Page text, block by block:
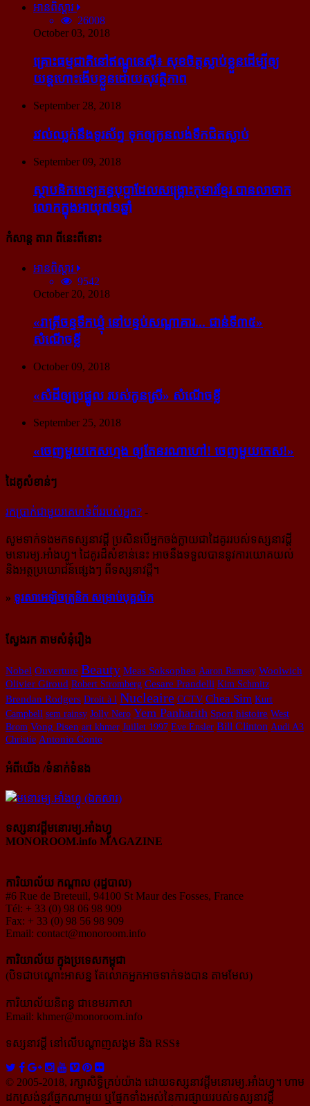
អានពិស្ដារ
26008
October 03, 2018
គ្រោះធម្មជាតិនៅឥណ្ឌូនេស៊ី៖ សុខចិត្ត​ស្លាប់​ខ្លួន​ដើម្បី​ឲ្យ​
យន្ដហោះ​ងើប​ខ្លួន​ដោយ​សុវត្ថិភាព
September 28, 2018
រវល់​ឈ្លក់​នឹង​ទូរស័ព្ទ ទុក​ឲ្យ​កូន​លង់​ទឹក​ជិត​ស្លាប់
September 09, 2018
ស្ថាបនិក​ពេទ្យ​គន្ធបុប្ផា​ដែល​សង្គ្រោះ​កុមារ​ខ្មែរ​ បាន​លាចាក​
លោក​ក្នុង​អាយុ​៧១ឆ្នាំ
កំសាន្ដ តារា ពីនេះពីនោះ
អានពិស្ដារ
9542
October 20, 2018
«រាត្រីចន្ទទឹកឃ្មុំ នៅបន្ទប់សណ្ឋាគារ... ជាន់ទី៣៥»
សំណើចខ្លី
October 09, 2018
«សំដី​ឲ្យ​ប្រផ្នូល របស់​កូនស្រី» សំណើចខ្លី
September 25, 2018
«ចេញ​មួយ​កេស​ហ្មង ឲ្យ​តែ​នរណា​ហៅ! ចេញ​មួយ​កេស!»
ដៃគូសំខាន់ៗ
រក​​ប្រាក់​​ជា​​មួយ​​គេហទំព័រ​​របស់​​អ្នក? -
សូម​ទាក់ទង​មក​ទស្សនាវដ្ដី ប្រសិន​បើ​អ្នក​ចង់​ក្លាយ​ជា​ដៃគូរ​របស់​ទស្សនាវដ្ដី​
មនោរម្យ.អាំងហ្វូ។ ដៃ​គូរ​ដ៏​សំខាន់​នេះ អាច​នឹង​ទទួល​បាន​នូវ​ការ​យោគយល់
និង​អត្ថ​ប្រយោជន៍​ផ្សេងៗ ពីទស្សនាវដ្ដី។
» ទូរសាអេឡិចត្រូនិក សម្រាប់បុគ្គលិក
ស្វែងរក តាមសំនុំរឿង
Nobel Ouverture Beauty Meas Soksophea Aaron Ramsey Woolwich
Olivier Giroud Robert Stromberg Cesare Prandelli Kim Schmitz
Brendan Rodgers Droit à l Nucleaire CCTV Chea Sim Kurt
Campbell sem rainsy Jolly Nero Yem Panharith Sport histoire West
Brom Vong Pisen art khmer Juillet 1997 Eve Ensler Bill Clinton Audi A3
Christie Antonio Conte
អំពីយើង /ទំនាក់ទំនង
ទស្សនាវដ្ដីមនោរម្យ.អាំងហ្វូ
MONOROOM.info MAGAZINE
ការិយាល័យ កណ្ដាល (រដ្ឋបាល)
#6 Rue de Breteuil, 94100 St Maur des Fosses, France
Tél: + 33 (0) 98 06 98 909
Fax: + 33 (0) 98 56 98 909
Email: contact@monoroom.info
ការិយាល័យ ក្នុង​ប្រទេស​កម្ពុជា
(បិទជាបណ្ដោះអាសន្ន តែលោកអ្នកអាចទាក់ទងបាន តាមមែល)
ការិយាល័យនិពន្ធ ជាខេមរភាសា
Email: khmer@monoroom.info
ទស្សនាវដ្ដី​ នៅលើបណ្ដាញសង្គម និង RSS៖
© 2005-2018, រក្សាសិទ្ធិគ្រប់យ៉ាង ដោយទស្សនាវដ្ដី​មនោរម្យ.អាំងហ្វូ។ ហាម​
ដក​ស្រង់​នូវ​ផ្នែក​ណា​មួយ​ ឬ​ផ្នែក​ទាំង​អស់​នៃ​ការ​ផ្សាយ​របស់​ទស្សនាវដ្ដី​​